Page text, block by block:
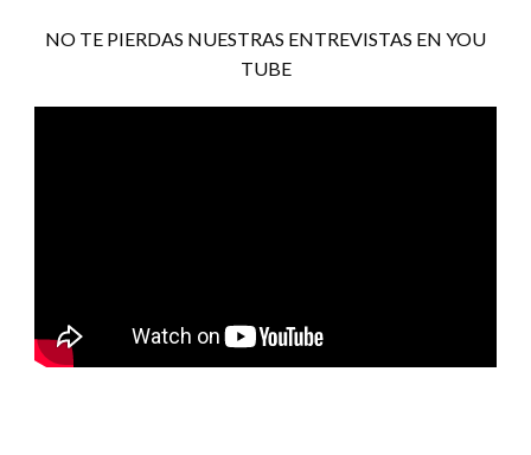
NO TE PIERDAS NUESTRAS ENTREVISTAS EN YOU
TUBE